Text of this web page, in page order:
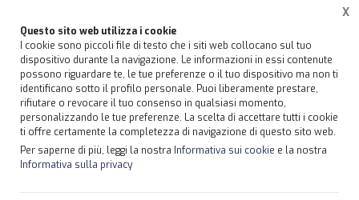
Questo sito web utilizza i cookie
I cookie sono piccoli file di testo che i siti web collocano sul tuo
dispositivo durante la navigazione. Le informazioni in essi contenute
possono riguardare te, le tue preferenze o il tuo dispositivo ma non ti
identificano sotto il profilo personale. Puoi liberamente prestare,
rifiutare o revocare il tuo consenso in qualsiasi momento,
personalizzando le tue preferenze. La scelta di accettare tutti i cookie
ti offre certamente la completezza di navigazione di questo sito web.
Per saperne di più, leggi la nostra Informativa sui cookie e la nostra
Informativa sulla privacy
X
Home Prodotti GRU HIAB - SICILIA
GRU HIAB MODELLO X-HIPRO 858
- SICILIA HIAB X-HIPRO 858